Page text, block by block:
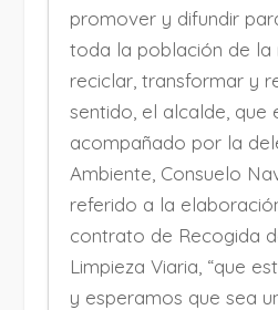
promover y difundir
toda la población de la
reciclar, transformar y
sentido, el alcalde, que
acompañado por la
Ambiente, Consuelo
referido a la
contrato de Recogida
Limpieza Viaria, “que
y esperamos que sea